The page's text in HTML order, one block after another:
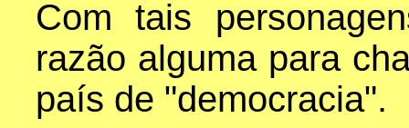
Com tais
razão alguma para
país de "democracia".